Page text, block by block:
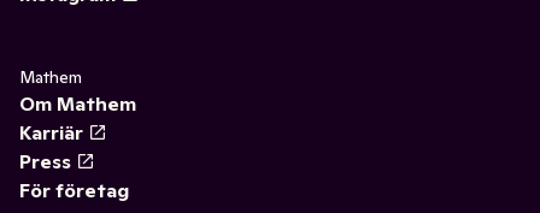
Mathem
Om Mathem
Karriär
Press
För företag